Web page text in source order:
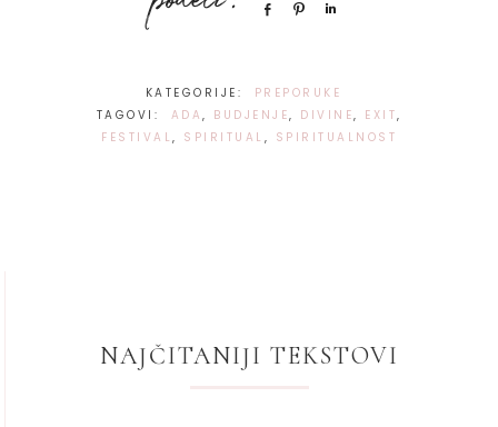
Share Pin
KATEGORIJE:
PREPORUKE
TAGOVI:
ADA , BUDJENJE, DIVINE, EXIT,
FESTIVAL , SPIRITUAL , SPIRITUALNOST
NAJČITANIJI TEKSTOVI